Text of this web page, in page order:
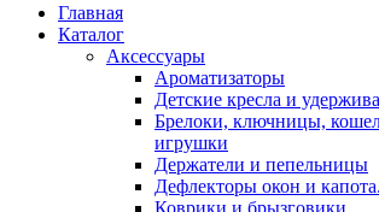
Главная
Каталог
Аксессуары
Ароматизаторы
Детские кресла и
Брелоки, ключницы,
игрушки
Держатели и пепельницы
Дефлекторы окон и
Коврики и брызговики